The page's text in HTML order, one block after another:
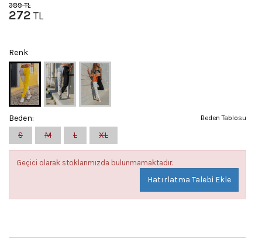
389TL
272 TL
Renk
Beden Tablosu
Beden:
S
M L XL
Geçici olarak stoklarımızda bulunmamaktadır.
Hatırlatma Talebi Ekle